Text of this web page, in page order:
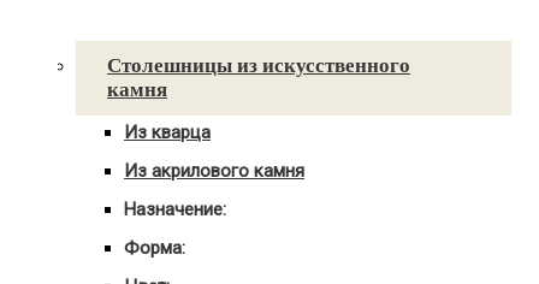
Столешницы из искусственного
камня
Из кварца
Для ванны
С мойкой
Из акрилового камня
Для ванны
С мойкой
Назначение:
Для ванной
Форма: